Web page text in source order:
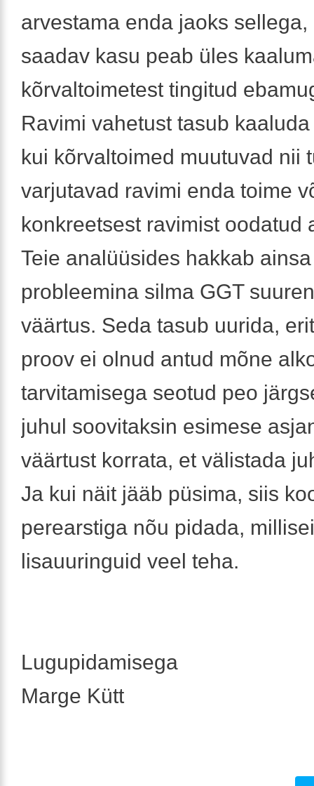
arvestama enda jaoks sellega,
saadav kasu peab üles
kõrvaltoimetest tingitud
Ravimi vahetust tasub
kui kõrvaltoimed muutuvad nii
varjutavad ravimi enda toime
konkreetsest ravimist oodatud
Teie analüüsides hakkab ainsa
probleemina silma GGT
väärtus. Seda tasub uurida,
proov ei olnud antud mõne
tarvitamisega seotud peo
juhul soovitaksin esimese
väärtust korrata, et välistada
Ja kui näit jääb püsima, siis
perearstiga nõu pidada,
lisauuringuid veel teha.
Lugupidamisega
Marge Kütt